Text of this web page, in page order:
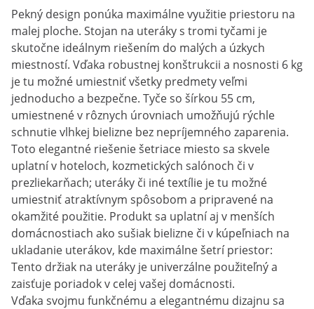
Pekný design ponúka maximálne využitie priestoru na
malej ploche. Stojan na uteráky s tromi tyčami je
skutočne ideálnym riešením do malých a úzkych
miestností. Vďaka robustnej konštrukcii a nosnosti 6 kg
je tu možné umiestniť všetky predmety veľmi
jednoducho a bezpečne. Tyče so šírkou 55 cm,
umiestnené v rôznych úrovniach umožňujú rýchle
schnutie vlhkej bielizne bez nepríjemného zaparenia.
Toto elegantné riešenie šetriace miesto sa skvele
uplatní v hoteloch, kozmetických salónoch či v
prezliekarňach; uteráky či iné textílie je tu možné
umiestniť atraktívnym spôsobom a pripravené na
okamžité použitie. Produkt sa uplatní aj v menších
domácnostiach ako sušiak bielizne či v kúpeľniach na
ukladanie uterákov, kde maximálne šetrí priestor:
Tento držiak na uteráky je univerzálne použiteľný a
zaisťuje poriadok v celej vašej domácnosti.
Vďaka svojmu funkčnému a elegantnému dizajnu sa